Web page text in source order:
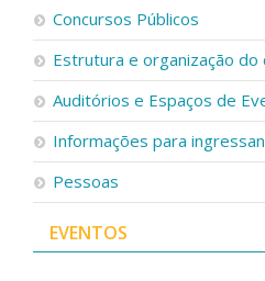
Concursos Públicos
Estrutura e organização do
Auditórios e Espaços de
Informações para
Pessoas
EVENTOS